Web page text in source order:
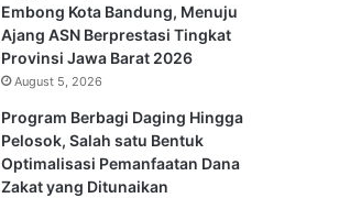
Embong Kota Bandung, Menuju
Ajang ASN Berprestasi Tingkat
Provinsi Jawa Barat 2026
August 5, 2026
Program Berbagi Daging Hingga
Pelosok, Salah satu Bentuk
Optimalisasi Pemanfaatan Dana
Zakat yang Ditunaikan